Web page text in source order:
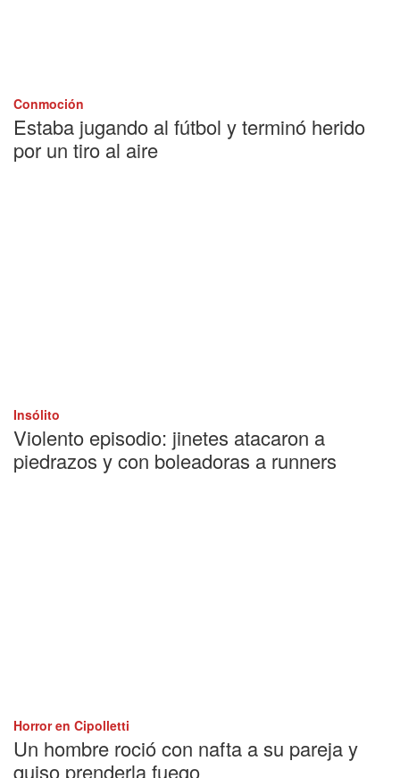
Conmoción
Estaba jugando al fútbol y terminó herido
por un tiro al aire
Insólito
Violento episodio: jinetes atacaron a
piedrazos y con boleadoras a runners
Horror en Cipolletti
Un hombre roció con nafta a su pareja y
quiso prenderla fuego